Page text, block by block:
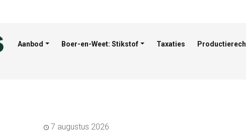
Aanbod Boer-en-Weet: Stikstof Taxaties
7 augustus 2026